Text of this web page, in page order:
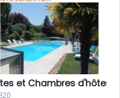
et Chambres d'hôtes à